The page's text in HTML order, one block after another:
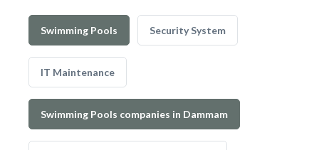
Swimming Pools Security System
IT Maintenance
Swimming Pools companies in Dammam